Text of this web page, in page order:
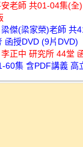
老師 共01-04集(
傑(梁家榮)老師 共
函授DVD (9片DVD)
正中 研究所 44堂
60集 含PDF講義 高